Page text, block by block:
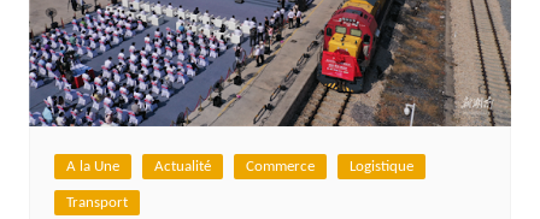
A la Une Actualité Commerce Logistique
Transport